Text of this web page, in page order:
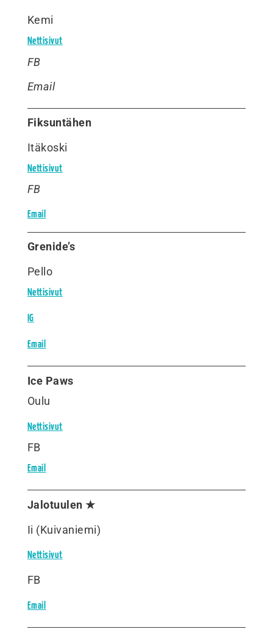
Kemi
Nettisivut
FB
Email
Fiksuntähen
Itäkoski
Nettisivut
FB
Email
Grenide’s
Pello
Nettisivut
IG
Email
Ice Paws
Oulu
Nettisivut
FB
Email
Jalotuulen ★
Ii (Kuivaniemi)
Nettisivut
FB
Email